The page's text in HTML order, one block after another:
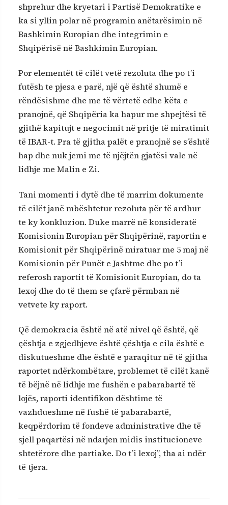
shprehur dhe kryetari i Partisë Demokratike e
ka si yllin polar në programin anëtarësimin në
Bashkimin Europian dhe integrimin e
Shqipërisë në Bashkimin Europian.
Por elementët të cilët vetë rezoluta dhe po t’i
futësh te pjesa e parë, një që është shumë e
rëndësishme dhe me të vërtetë edhe këta e
pranojnë, që Shqipëria ka hapur me shpejtësi të
gjithë kapitujt e negocimit në pritje të miratimit
të IBAR-t. Pra të gjitha palët e pranojnë se s’është
hap dhe nuk jemi me të njëjtën gjatësi vale në
lidhje me Malin e Zi.
Tani momenti i dytë dhe të marrim dokumente
të cilët janë mbështetur rezoluta për të ardhur
te ky konkluzion. Duke marrë në konsideratë
Komisionin Europian për Shqipërinë, raportin e
Komisionit për Shqipërinë miratuar me 5 maj në
Komisionin për Punët e Jashtme dhe po t’i
referosh raportit të Komisionit Europian, do ta
lexoj dhe do të them se çfarë përmban në
vetvete ky raport.
Që demokracia është në atë nivel që është, që
çështja e zgjedhjeve është çështja e cila është e
diskutueshme dhe është e paraqitur në të gjitha
raportet ndërkombëtare, problemet të cilët kanë
të bëjnë në lidhje me fushën e pabarabartë të
lojës, raporti identifikon dështime të
vazhdueshme në fushë të pabarabartë,
keqpërdorim të fondeve administrative dhe të
sjell paqartësi në ndarjen midis institucioneve
shtetërore dhe partiake. Do t’i lexoj”, tha ai ndër
të tjera.